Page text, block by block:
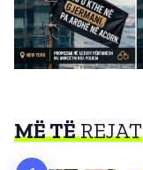
MË TËREJAT